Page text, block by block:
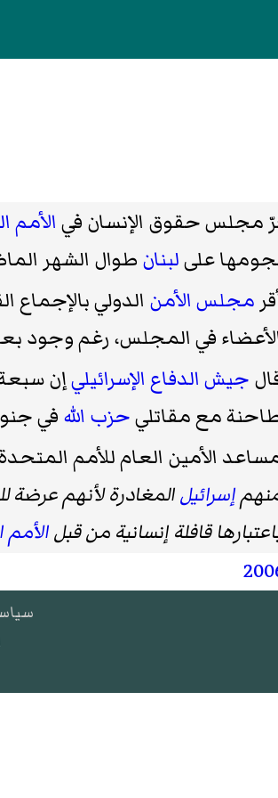
مجلس حقوق الإنسان في الأمم
علىلبنان طوال الشهر
مجلس الأمن الدولي بالإجماع القرار 1701 القاضي بوقف العمليات
في المجلس، رغم وجود
جيش الدفاع الإسرائيلي
مع مقاتليحزب الله في
الأمين العام للأمم
إسرائيلالمغادرة لأنهم
قافلة إنسانية من قبل